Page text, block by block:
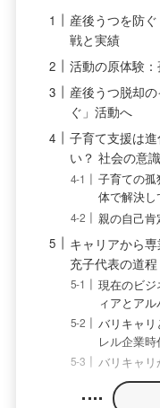
産後うつを防
戦と実績
活動の原体験
産後うつ脱却
ぐ」活動へ
子育て支援は
い？ 社会の意
子育ての
体で解決し
親の自己
キャリアから
充子代表の道程
現在のビジ
ィアとアル
バリキャ
レル企業時
バリキャリ